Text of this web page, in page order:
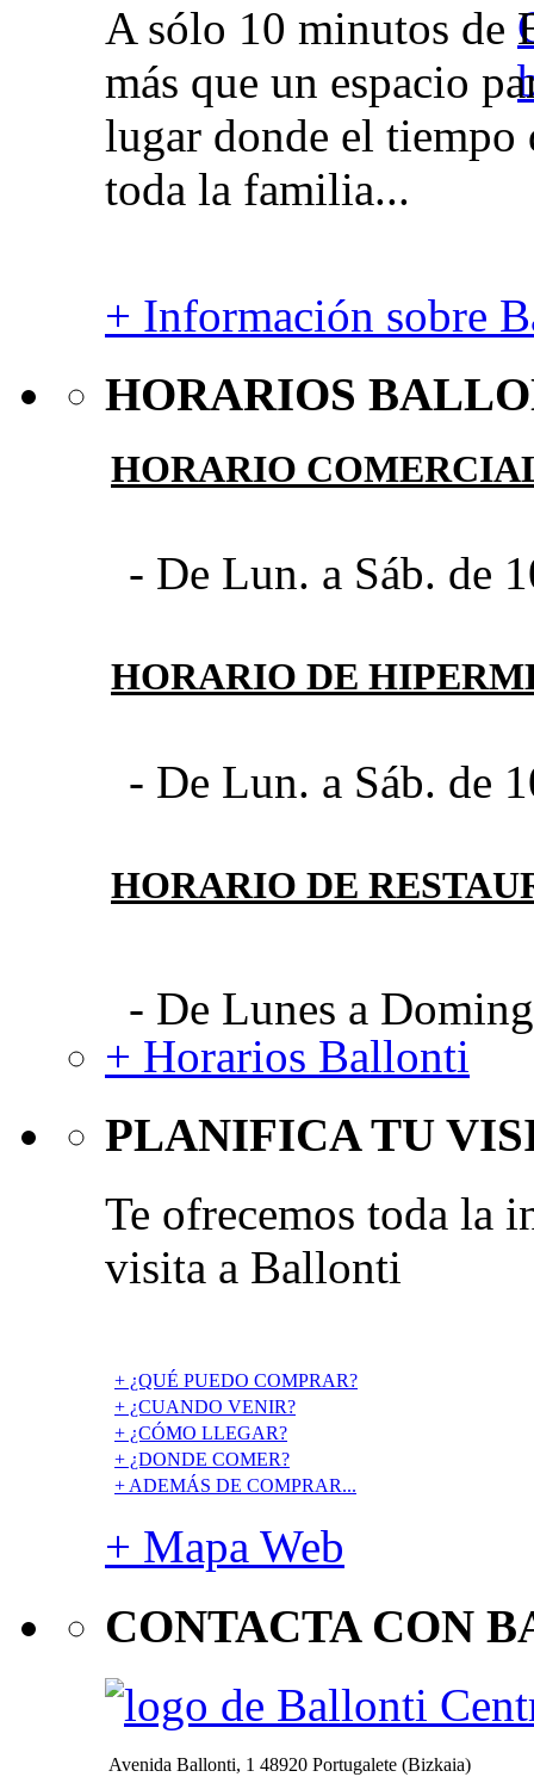
A sólo 10 minutos de
más que un espacio
lugar donde el tiempo
toda la familia...
+ Información sobre
HORARIOS
HORARIO
- De Lun. a Sáb. de
HORARIO DE
- De Lun. a Sáb. de
HORARIO DE
- De Lunes a
+ Horarios Ballonti
PLANIFICA TU
Te ofrecemos toda la
visita a Ballonti
+ ¿QUÉ PUEDO COMPRAR?
+ ¿CUANDO VENIR?
+ ¿CÓMO LLEGAR?
+ ¿DONDE COMER?
+ ADEMÁS DE COMPRAR...
+ Mapa Web
CONTACTA CON
Avenida Ballonti, 1 48920 Portugalete (Bizkaia)